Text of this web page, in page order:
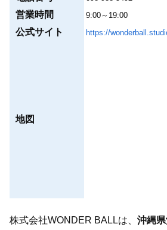
営業時間 9:00～19:00
公式サイト https://
地図
株式会社WONDER BALLは、 沖縄